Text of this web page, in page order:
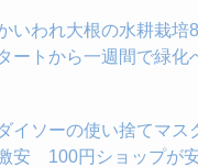
いわれ大根の水耕栽
ートから一週間で緑化
イソーの使い捨てマス
安 100円ショップが安